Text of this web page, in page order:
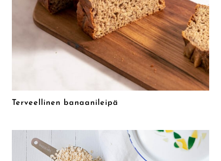
Terveellinen banaanileipä